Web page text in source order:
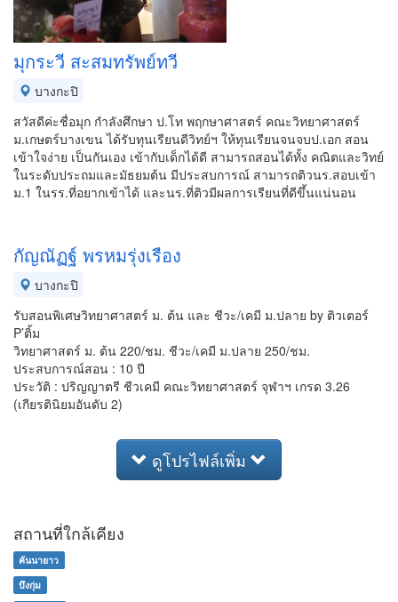
มุกระวี สะสมทรัพย์ทวี
บางกะปิ
สวัสดีค่ะชื่อมุก กำลังศึกษา ป.โท พฤกษาศาสตร์ คณะวิทยาศาสตร์
ม.เกษตร์บางเขน ได้รับทุนเรียนดีวิทย์ฯ ให้ทุนเรียนจนจบป.เอก สอน
เข้าใจง่าย เป็นกันเอง เข้ากับเด็กได้ดี สามารถสอนได้ทั้ง คณิตและวิทย์
ในระดับประถมและมัธยมต้น มีประสบการณ์ สามารถติวนร.สอบเข้า
ม.1 ในรร.ที่อยากเข้าได้ และนร.ที่ติวมีผลการเรียนที่ดีขึ้นแน่นอน
กัญณัฏฐ์ พรหมรุ่งเรือง
บางกะปิ
รับสอนพิเศษวิทยาศาสตร์ ม. ต้น และ ชีวะ/เคมี ม.ปลาย by ติวเตอร์
P’ติ้ม
วิทยาศาสตร์ ม. ต้น 220/ชม. ชีวะ/เคมี ม.ปลาย 250/ชม.
ประสบการณ์สอน : 10 ปี
ประวัติ : ปริญญาตรี ชีวเคมี คณะวิทยาศาสตร์ จุฬาฯ เกรด 3.26
(เกียรตินิยมอันดับ 2)
ดูโปรไฟล์เพิ่ม
สถานที่ใกล้เคียง
คันนายาว
บึงกุ่ม